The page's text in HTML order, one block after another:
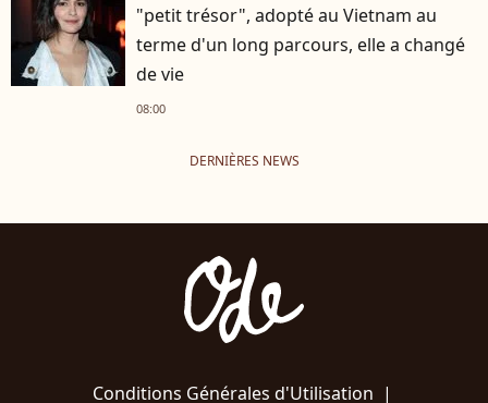
"petit trésor", adopté au Vietnam au
terme d'un long parcours, elle a changé
de vie
08:00
DERNIÈRES NEWS
Conditions Générales d'Utilisation |